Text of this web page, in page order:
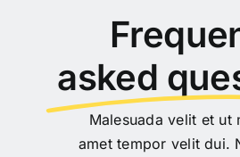
asked
Malesuada velit et ut
amet tempor velit dui.